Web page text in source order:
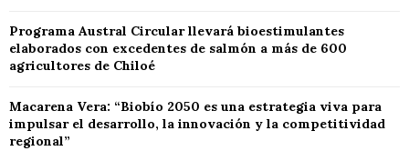
Programa Austral Circular llevará bioestimulantes
elaborados con excedentes de salmón a más de 600
agricultores de Chiloé
Macarena Vera: “Biobío 2050 es una estrategia viva para
impulsar el desarrollo, la innovación y la competitividad
regional”